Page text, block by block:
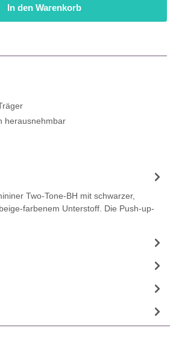
In den Warenkorb
herausnehmbar
Two-Tone-BH mit schwarzer,
farbenem Unterstoff. Die Push-up-